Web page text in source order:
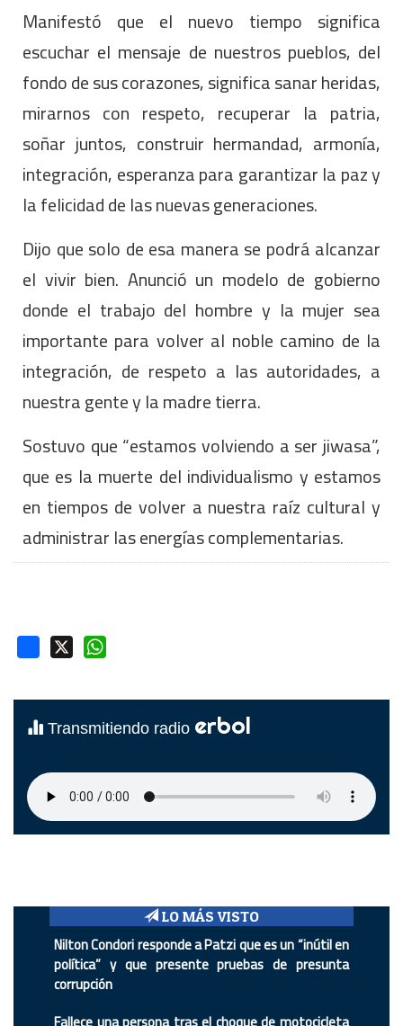
Manifestó que el nuevo tiempo significa
escuchar el mensaje de nuestros pueblos, del
fondo de sus corazones, significa sanar heridas,
mirarnos con respeto, recuperar la patria,
soñar juntos, construir hermandad, armonía,
integración, esperanza para garantizar la paz y
la felicidad de las nuevas generaciones.
Dijo que solo de esa manera se podrá alcanzar
el vivir bien. Anunció un modelo de gobierno
donde el trabajo del hombre y la mujer sea
importante para volver al noble camino de la
integración, de respeto a las autoridades, a
nuestra gente y la madre tierra.
Sostuvo que “estamos volviendo a ser jiwasa”,
que es la muerte del individualismo y estamos
en tiempos de volver a nuestra raíz cultural y
administrar las energías complementarias.
Facebook
Transmitiendo radio erbol
LO MÁS VISTO
Nilton Condori responde a Patzi que es un “inútil en
política” y que presente pruebas de presunta
corrupción